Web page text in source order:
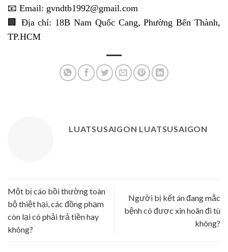
📧 Email: gvndtb1992@gmail.com
🏢 Địa chỉ: 18B Nam Quốc Cang, Phường Bến Thành,
TP.HCM
LUATSUSAIGON LUATSUSAIGON
Một bị cáo bồi thường toàn
bộ thiệt hại, các đồng phạm
còn lại có phải trả tiền hay
không?
Người bị kết án đang mắc
bệnh có được xin hoãn đi tù
không?